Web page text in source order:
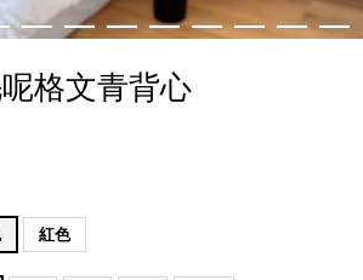
格文青背心
紅色